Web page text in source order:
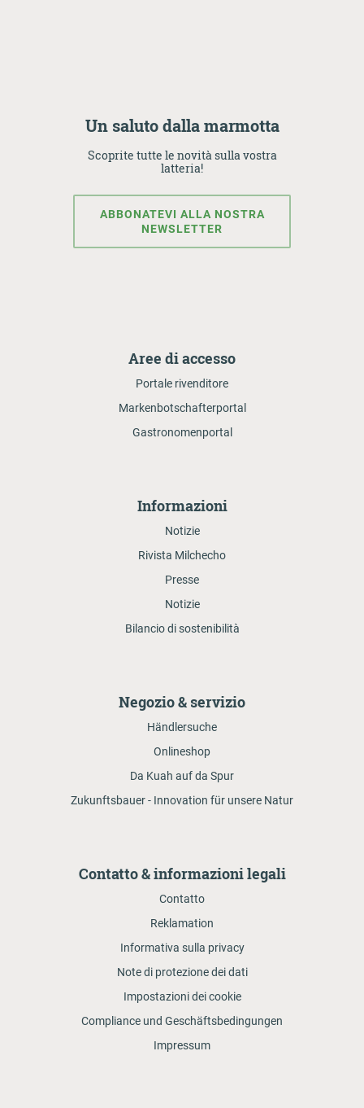
Un saluto dalla marmotta
Scoprite tutte le novità sulla vostra
latteria!
ABBONATEVI ALLA NOSTRA
NEWSLETTER
Aree di accesso
Portale rivenditore
Markenbotschafterportal
Gastronomenportal
Informazioni
Notizie
Rivista Milchecho
Presse
Notizie
Bilancio di sostenibilità
Negozio & servizio
Händlersuche
Onlineshop
Da Kuah auf da Spur
Zukunftsbauer - Innovation für unsere Natur
Contatto & informazioni legali
Contatto
Reklamation
Informativa sulla privacy
Note di protezione dei dati
Impostazioni dei cookie
Compliance und Geschäftsbedingungen
Impressum